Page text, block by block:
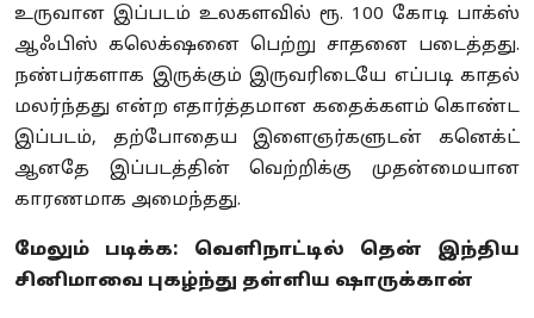
உருவான இப்படம் உலகளவில் ரூ. 100 கோடி பாக்ஸ்
ஆஃபிஸ் கலெக்‌ஷனை பெற்று சாதனை படைத்தது.
நண்பர்களாக இருக்கும் இருவரிடையே எப்படி காதல்
மலர்ந்தது என்ற எதார்த்தமான கதைக்களம் கொண்ட
இப்படம், தற்போதைய இளைஞர்களுடன் கனெக்ட்
ஆனதே இப்படத்தின் வெற்றிக்கு முதன்மையான
காரணமாக அமைந்தது.
மேலும் படிக்க: வெளிநாட்டில் தென் இந்திய
சினிமாவை புகழ்ந்து தள்ளிய ஷாருக்கான்